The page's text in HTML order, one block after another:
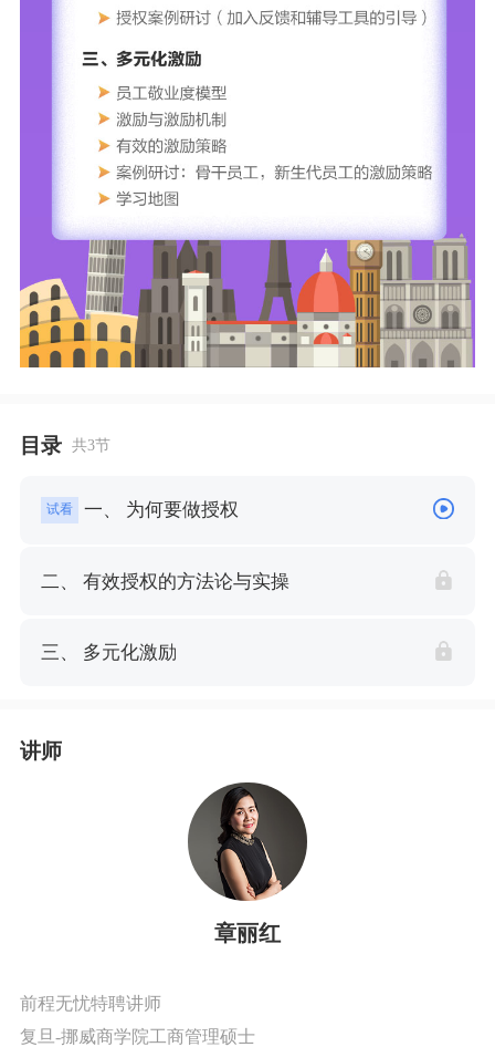
目录 共3节
试看 一、 为何要做授权
二、 有效授权的方法论与实操
三、 多元化激励
讲师
章丽红
前程无忧特聘讲师
复旦-挪威商学院工商管理硕士